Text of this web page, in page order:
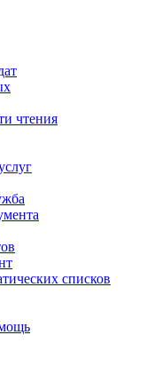
чтения
списков